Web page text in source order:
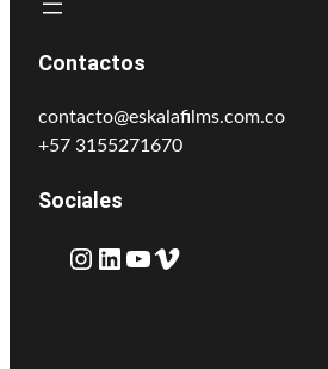
Contactos
contacto@eskalafilms.com.co
+57 3155271670
Sociales
Instagram LinkedIn YouTube Vimeo